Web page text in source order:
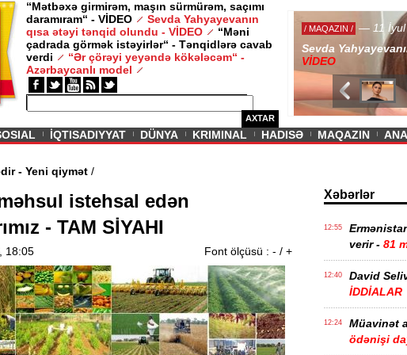
“Mətbəxə girmirəm, maşın sürmürəm, saçımı
daramıram“ - VİDEO
Sevda Yahyayevanın
qısa ətəyi tənqid olundu - VİDEO
“Məni
çadrada görmək istəyirlər“ - Tənqidlərə cavab
verdi
“Ər çörəyi yeyəndə kökələcəm“ -
Azərbaycanlı model
AXTAR
/ MAQAZIN /
— 11 İyul
Sevda
VİDEO
İQTISADIYYAT DÜNYA KRIMINAL HADISƏ MAQAZIN
edir - Yeni qiymət
istehsal edən
- TAM SİYAHI
18:05 Font ölçüsü : - / +
Xəbərlər
12:55
verir - 81
12:40 David
İDDİALAR
12:24 Müavinət
ödənişi